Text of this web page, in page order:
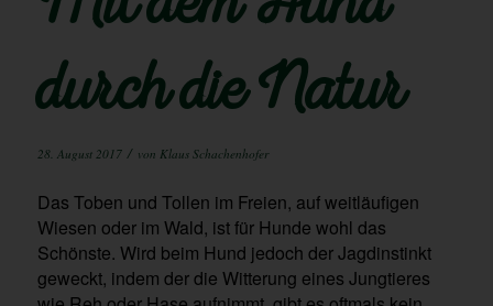
durch die Natur
28. August 2017 / von Klaus Schachenhofer
Das Toben und Tollen im Freien, auf weitläufigen
Wiesen oder im Wald, ist für Hunde wohl das
Schönste. Wird beim Hund jedoch der Jagdinstinkt
geweckt, indem der die Witterung eines Jungtieres